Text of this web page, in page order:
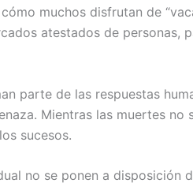
muchos disfrutan de
atestados de personas,
parte de las respuestas
Mientras las muertes no
sucesos.
no se ponen a disposición